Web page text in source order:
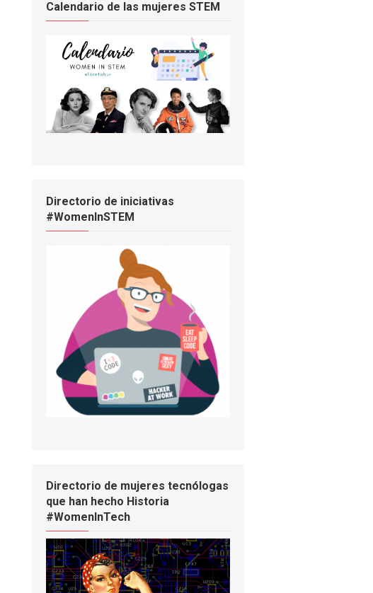
Calendario de las mujeres STEM
Directorio de iniciativas
#WomenInSTEM
Directorio de mujeres tecnólogas
que han hecho Historia
#WomenInTech